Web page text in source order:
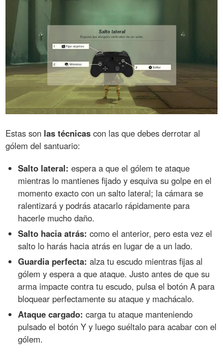
Estas son las técnicas con las que debes derrotar al
gólem del santuario:
Salto lateral: espera a que el gólem te ataque
mientras lo mantienes fijado y esquiva su golpe en el
momento exacto con un salto lateral; la cámara se
ralentizará y podrás atacarlo rápidamente para
hacerle mucho daño.
Salto hacia atrás: como el anterior, pero esta vez el
salto lo harás hacia atrás en lugar de a un lado.
Guardia perfecta: alza tu escudo mientras fijas al
gólem y espera a que ataque. Justo antes de que su
arma impacte contra tu escudo, pulsa el botón A para
bloquear perfectamente su ataque y machácalo.
Ataque cargado: carga tu ataque manteniendo
pulsado el botón Y y luego suéltalo para acabar con el
gólem.